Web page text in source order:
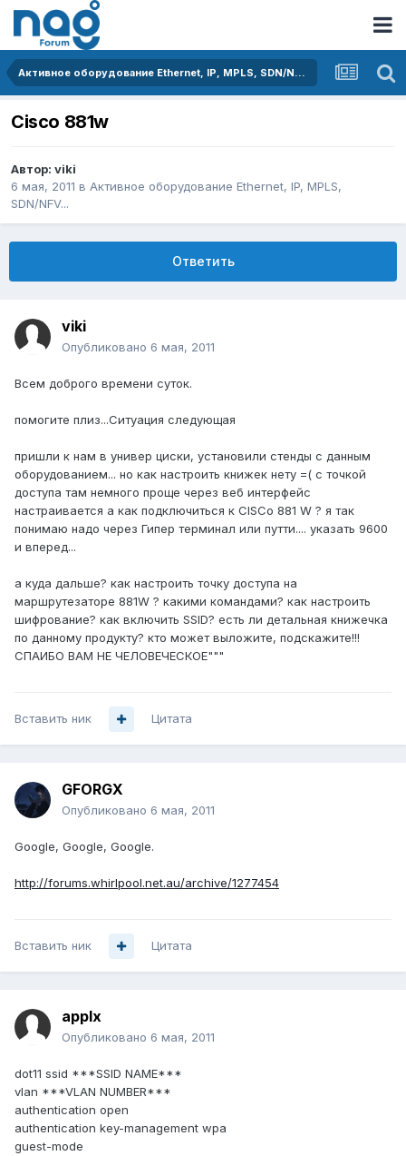
Активное оборудование Ethernet, IP, MPLS, SDN/NFV...
Cisco 881w
Автор: viki
6 мая, 2011 в Активное оборудование Ethernet, IP, MPLS,
SDN/NFV...
Ответить
viki
Опубликовано 6 мая, 2011
Всем доброго времени суток.
помогите плиз...Ситуация следующая
пришли к нам в универ циски, установили стенды с данным
оборудованием... но как настроить книжек нету =( с точкой
доступа там немного проще через веб интерфейс
настраивается а как подключиться к CISCo 881 W ? я так
понимаю надо через Гипер терминал или путти.... указать 9600
и вперед...
а куда дальше? как настроить точку доступа на
маршрутезаторе 881W ? какими командами? как настроить
шифрование? как включить SSID? есть ли детальная книжечка
по данному продукту? кто может выложите, подскажите!!!
СПАИБО ВАМ НЕ ЧЕЛОВЕЧЕСКОЕ"""
Вставить ник Цитата
GFORGX
Опубликовано 6 мая, 2011
Google, Google, Google.
http://forums.whirlpool.net.au/archive/1277454
Вставить ник Цитата
applx
Опубликовано 6 мая, 2011
dot11 ssid ***SSID NAME***
vlan ***VLAN NUMBER***
authentication open
authentication key-management wpa
guest-mode